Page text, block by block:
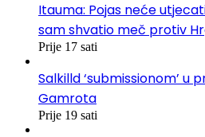
Itauma: Pojas neće
sam shvatio meč protiv
Prije 17 sati
Salkilld ‘submissionom’ u
Gamrota
Prije 19 sati